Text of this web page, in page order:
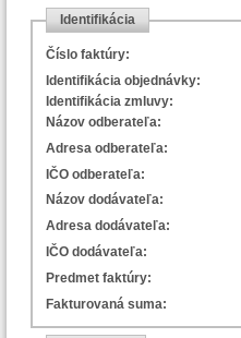
Identifikácia
Číslo faktúry:
Identifikácia objednávky:
Identifikácia zmluvy:
Názov odberateľa:
Adresa odberateľa:
IČO odberateľa:
Názov dodávateľa:
Adresa dodávateľa:
IČO dodávateľa:
Predmet faktúry:
Fakturovaná suma: